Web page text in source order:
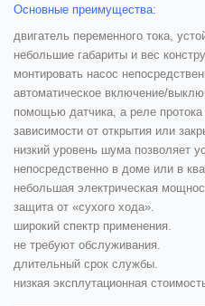
Основные преимущества:
двигатель переменного тока,
небольшие габариты и вес
монтировать насос
автоматическое включение/
помощью датчика, а реле
зависимости от открытия или
низкий уровень шума позволяет
непосредственно в доме или в
небольшая электрическая
защита от «сухого хода».
широкий спектр применения.
не требуют обслуживания.
длительный срок службы.
низкая эксплутационная